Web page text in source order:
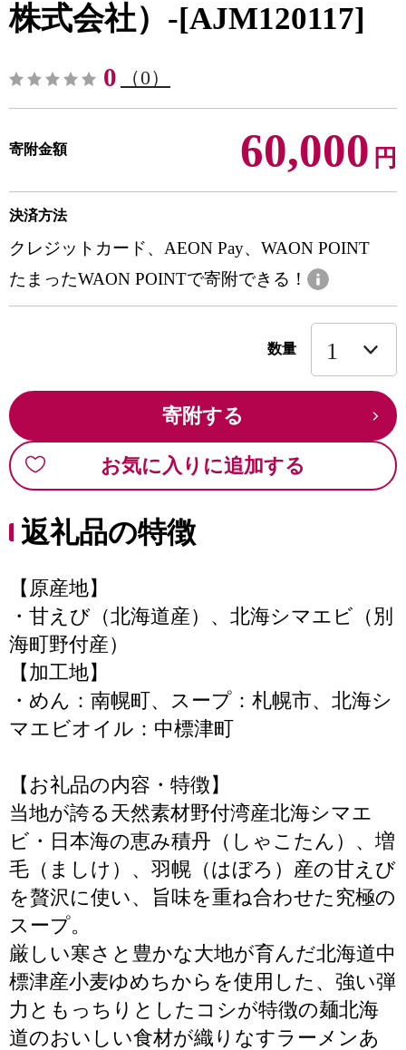
株式会社）-[AJM120117]
0 （0）
寄附金額 60,000 円
決済方法
クレジットカード、AEON Pay、WAON POINT
たまったWAON POINTで寄附できる！
数量
寄附する
お気に入りに追加する
返礼品の特徴
【原産地】
・甘えび（北海道産）、北海シマエビ（別
海町野付産）
【加工地】
・めん：南幌町、スープ：札幌市、北海シ
マエビオイル：中標津町
【お礼品の内容・特徴】
当地が誇る天然素材野付湾産北海シマエ
ビ・日本海の恵み積丹（しゃこたん）、増
毛（ましけ）、羽幌（はぼろ）産の甘えび
を贅沢に使い、旨味を重ね合わせた究極の
スープ。
厳しい寒さと豊かな大地が育んだ北海道中
標津産小麦ゆめちからを使用した、強い弾
力ともっちりとしたコシが特徴の麺北海
道のおいしい食材が織りなすラーメンあ